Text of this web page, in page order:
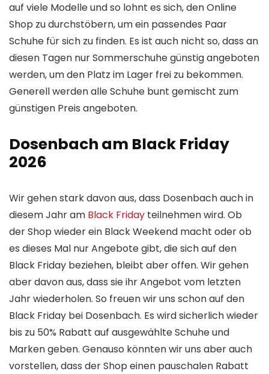
auf viele Modelle und so lohnt es sich, den Online
Shop zu durchstöbern, um ein passendes Paar
Schuhe für sich zu finden. Es ist auch nicht so, dass an
diesen Tagen nur Sommerschuhe günstig angeboten
werden, um den Platz im Lager frei zu bekommen.
Generell werden alle Schuhe bunt gemischt zum
günstigen Preis angeboten.
Dosenbach am Black Friday
2026
Wir gehen stark davon aus, dass Dosenbach auch in
diesem Jahr am Black Friday teilnehmen wird. Ob
der Shop wieder ein Black Weekend macht oder ob
es dieses Mal nur Angebote gibt, die sich auf den
Black Friday beziehen, bleibt aber offen. Wir gehen
aber davon aus, dass sie ihr Angebot vom letzten
Jahr wiederholen. So freuen wir uns schon auf den
Black Friday bei Dosenbach. Es wird sicherlich wieder
bis zu 50% Rabatt auf ausgewählte Schuhe und
Marken geben. Genauso könnten wir uns aber auch
vorstellen, dass der Shop einen pauschalen Rabatt